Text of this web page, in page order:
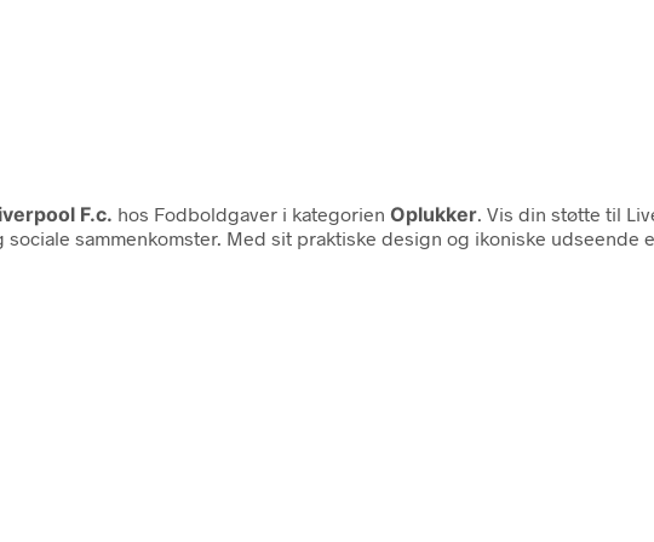
F.c. hos Fodboldgaver i kategorien Oplukker . Vis din støtte til
sammenkomster. Med sit praktiske design og ikoniske udseende